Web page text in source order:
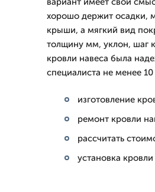
хорошо держит осадки,
крыши, а мягкий вид
толщину мм, уклон, шаг
кровли навеса была
специалиста не менее 10
изготовление
ремонт кровли
рассчитать
установка